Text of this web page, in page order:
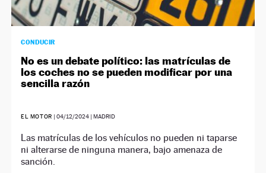
CONDUCIR
No es un debate político: las matrículas de
los coches no se pueden modificar por una
sencilla razón
EL MOTOR | 04/12/2024| MADRID
Las matrículas de los vehículos no pueden ni taparse
ni alterarse de ninguna manera, bajo amenaza de
sanción.